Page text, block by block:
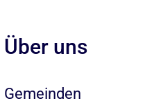
Über uns
Gemeinden